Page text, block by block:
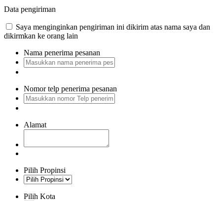
Data pengiriman
Saya menginginkan pengiriman ini dikirim atas nama saya dan
dikirmkan ke orang lain
Nama penerima pesanan
Nomor telp penerima pesanan
Alamat
Pilih Propinsi
Pilih Kota